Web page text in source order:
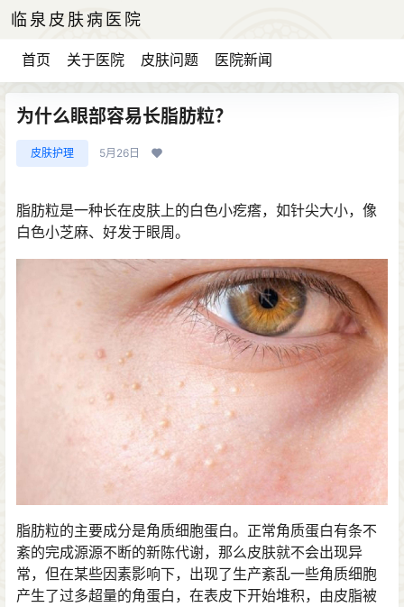
临泉皮肤病医院
首页 关于医院 皮肤问题 医院新闻
为什么眼部容易长脂肪粒？
皮肤护理 5月26日
脂肪粒是一种长在皮肤上的白色小疙瘩，如针尖大小，像
白色小芝麻、好发于眼周。
脂肪粒的主要成分是角质细胞蛋白。正常角质蛋白有条不
紊的完成源源不断的新陈代谢，那么皮肤就不会出现异
常，但在某些因素影响下，出现了生产紊乱一些角质细胞
产生了过多超量的角蛋白，在表皮下开始堆积，由皮脂被